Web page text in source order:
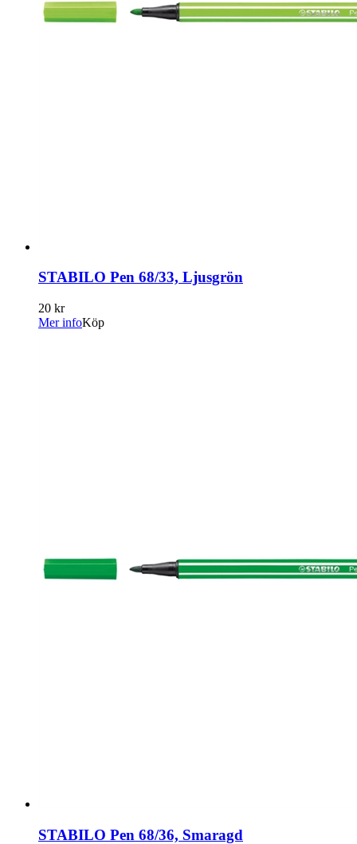
STABILO Pen 68/33, Ljusgrön
20 kr
Mer infoKöp
STABILO Pen 68/36, Smaragd